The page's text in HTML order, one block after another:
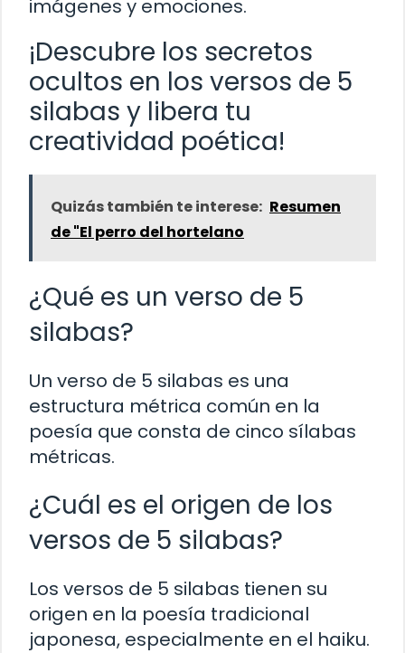
imágenes y emociones.
¡Descubre los secretos
ocultos en los versos de 5
silabas y libera tu
creatividad poética!
Quizás también te interese: Resumen
de "El perro del hortelano
¿Qué es un verso de 5
silabas?
Un verso de 5 silabas es una
estructura métrica común en la
poesía que consta de cinco sílabas
métricas.
¿Cuál es el origen de los
versos de 5 silabas?
Los versos de 5 silabas tienen su
origen en la poesía tradicional
japonesa, especialmente en el haiku.